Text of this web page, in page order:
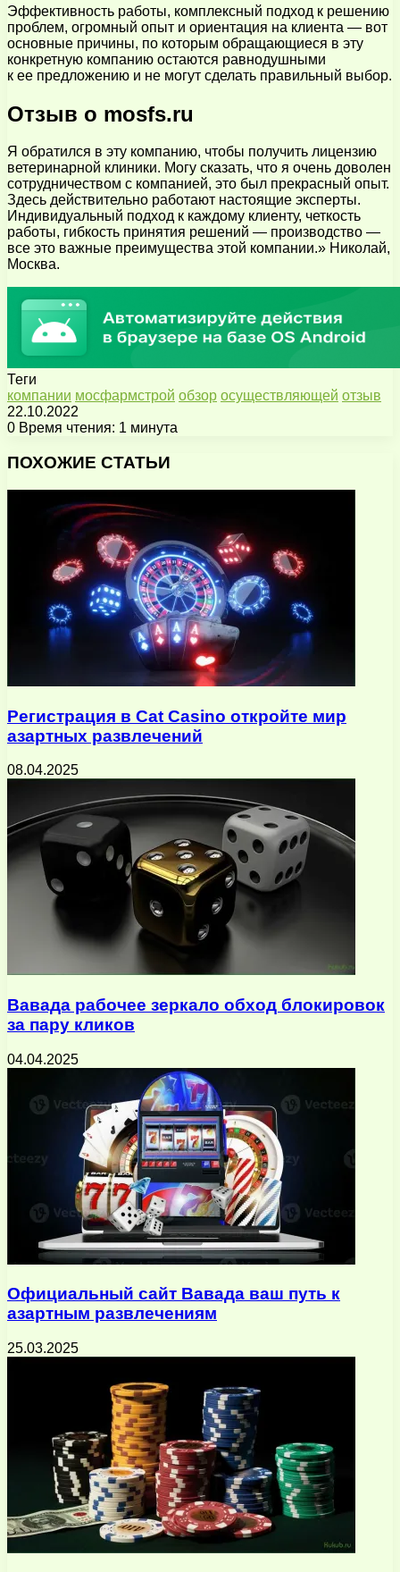
Эффективность работы, комплексный подход к решению
проблем, огромный опыт и ориентация на клиента — вот
основные причины, по которым обращающиеся в эту
конкретную компанию остаются равнодушными
к ее предложению и не могут сделать правильный выбор.
Отзыв о mosfs.ru
Я обратился в эту компанию, чтобы получить лицензию
ветеринарной клиники. Могу сказать, что я очень доволен
сотрудничеством с компанией, это был прекрасный опыт.
Здесь действительно работают настоящие эксперты.
Индивидуальный подход к каждому клиенту, четкость
работы, гибкость принятия решений — производство —
все это важные преимущества этой компании.» Николай,
Москва.
Теги
компании мосфармстрой обзор осуществляющей отзыв
22.10.2022
0 Время чтения: 1 минута
через
почту
ПОХОЖИЕ СТАТЬИ
Регистрация в Cat Casino откройте мир
азартных развлечений
08.04.2025
Вавада рабочее зеркало обход блокировок
за пару кликов
04.04.2025
Официальный сайт Вавада ваш путь к
азартным развлечениям
25.03.2025